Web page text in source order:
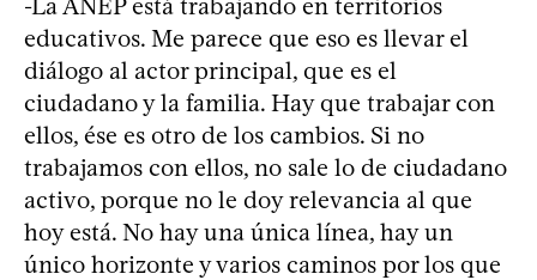
educativos. Me parece que eso es llevar el
diálogo al actor principal, que es el
ciudadano y la familia. Hay que trabajar con
ellos, ése es otro de los cambios. Si no
trabajamos con ellos, no sale lo de ciudadano
activo, porque no le doy relevancia al que
hoy está. No hay una única línea, hay un
único horizonte y varios caminos por los que